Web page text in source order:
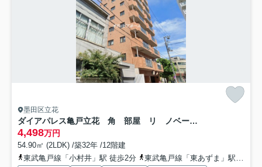
墨田区立花
ダイアパレス亀戸立花 角 部屋 リ ノベーション
4,498万円
54.90㎡ (2LDK) /築32年 /12階建
東武亀戸線「小村井」駅 徒歩2分
東武亀戸線「東あずま」駅 徒歩6分